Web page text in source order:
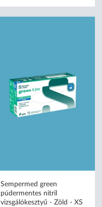
Sempermed green
púdermentes nitril
vizsgálókesztyű - Zöld - XS